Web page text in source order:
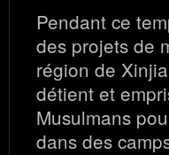
Pendant ce
des projets de
région de
détient et
Musulmans
dans des